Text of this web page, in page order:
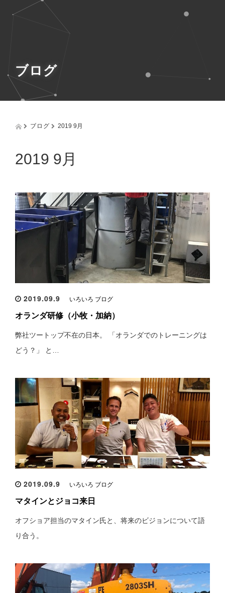
g
t
ブログ
ブログ 2019 9月
2019 9月
2019.09.9 いろいろ ブログ
オランダ研修（小牧・加納）
弊社ツートップ不在の日本。 「オランダでのトレーニングは
どう？」 と…
2019.09.9 いろいろ ブログ
マタインとジョコ来日
オフショア担当のマタイン氏と、将来のビジョンについて語
り合う。